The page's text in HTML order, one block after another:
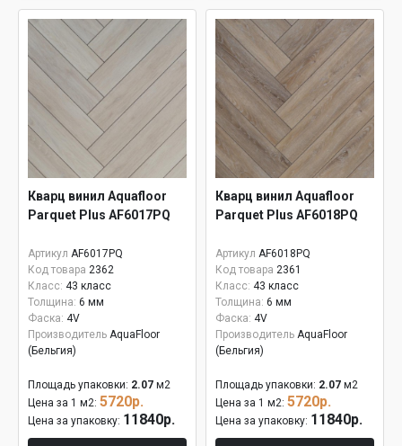
Кварц винил Aquafloor
Parquet Plus AF6017PQ
Артикул AF6017PQ
Код товара 2362
Класс: 43 класс
Толщина: 6 мм
Фаска: 4V
Производитель AquaFloor
(Бельгия)
Площадь упаковки: 2.07 м2
Цена за 1 м2: 5720р.
Цена за упаковку: 11840р.
Кварц винил Aquafloor
Parquet Plus AF6018PQ
Артикул AF6018PQ
Код товара 2361
Класс: 43 класс
Толщина: 6 мм
Фаска: 4V
Производитель AquaFloor
(Бельгия)
Площадь упаковки: 2.07 м2
Цена за 1 м2: 5720р.
Цена за упаковку: 11840р.